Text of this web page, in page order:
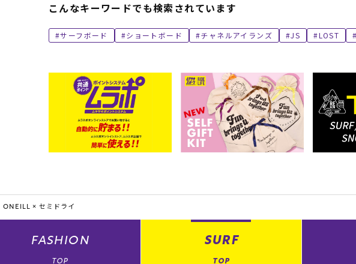
こんなキーワードでも検索されています
サーフボード ショートボード チャネルアイランズ JS LOST
ONEILL × セミドライ
FASHION
TOP
SURF
TOP